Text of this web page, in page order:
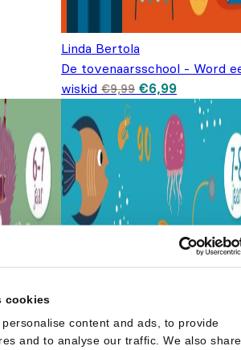
cookies
content and ads, to provide
and to analyse our traffic. We also share
Linda Bertola
De tovenaarsschool - Word
wiskid €9,99 Oorspronkelijke
prijs was:
€9,99.
€6,99Huidige
prijs is:
€6,99.